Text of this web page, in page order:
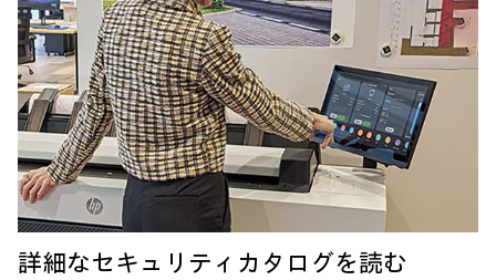
詳細なセキュリティカタログを読む